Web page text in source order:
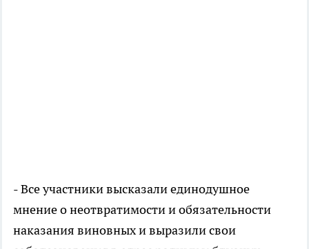
- Все участники высказали единодушное
мнение о неотвратимости и обязательности
наказания виновных и выразили свои